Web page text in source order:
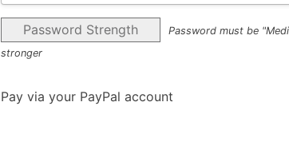
Password Strength
Password must be
stronger
Pay via your PayPal account